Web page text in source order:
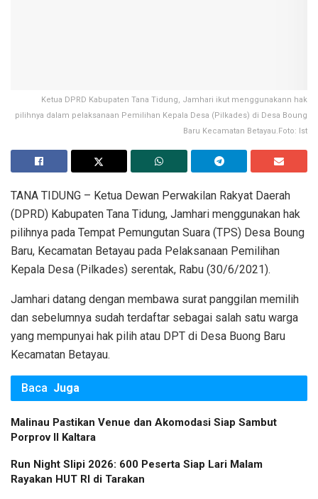
Ketua DPRD Kabupaten Tana Tidung, Jamhari ikut menggunakann hak
pilihnya dalam pelaksanaan Pemilihan Kepala Desa (Pilkades) di Desa Boung
Baru Kecamatan Betayau.Foto: Ist
TANA TIDUNG – Ketua Dewan Perwakilan Rakyat Daerah
(DPRD) Kabupaten Tana Tidung, Jamhari menggunakan hak
pilihnya pada Tempat Pemungutan Suara (TPS) Desa Boung
Baru, Kecamatan Betayau pada Pelaksanaan Pemilihan
Kepala Desa (Pilkades) serentak, Rabu (30/6/2021).
Jamhari datang dengan membawa surat panggilan memilih
dan sebelumnya sudah terdaftar sebagai salah satu warga
yang mempunyai hak pilih atau DPT di Desa Buong Baru
Kecamatan Betayau.
Baca Juga
Malinau Pastikan Venue dan Akomodasi Siap Sambut
Porprov II Kaltara
Run Night Slipi 2026: 600 Peserta Siap Lari Malam
Rayakan HUT RI di Tarakan